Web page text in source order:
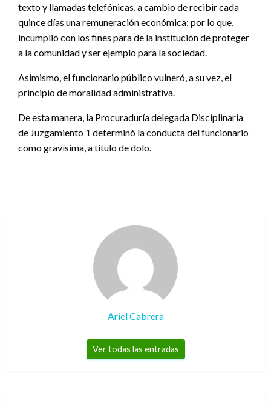
texto y llamadas telefónicas, a cambio de recibir cada
quince días una remuneración económica; por lo que,
incumplió con los fines para de la institución de proteger
a la comunidad y ser ejemplo para la sociedad.
Asimismo, el funcionario público vulneró, a su vez, el
principio de moralidad administrativa.
De esta manera, la Procuraduría delegada Disciplinaria
de Juzgamiento 1 determinó la conducta del funcionario
como gravísima, a título de dolo.
Ariel Cabrera
Ver todas las entradas